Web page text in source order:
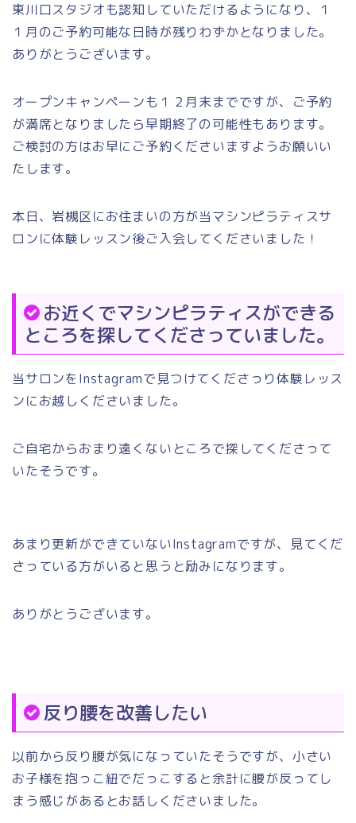
東川口スタジオも認知していただけるようになり、１
１月のご予約可能な日時が残りわずかとなりました。
ありがとうございます。
オープンキャンペーンも１２月末までですが、ご予約
が満席となりましたら早期終了の可能性もあります。
ご検討の方はお早にご予約くださいますようお願いい
たします。
本日、岩槻区にお住まいの方が当マシンピラティスサ
ロンに体験レッスン後ご入会してくださいました！
お近くでマシンピラティスができる
ところを探してくださっていました。
当サロンをInstagramで見つけてくださっり体験レッス
ンにお越しくださいました。
ご自宅からおまり遠くないところで探してくださって
いたそうです。
あまり更新ができていないInstagramですが、見てくだ
さっている方がいると思うと励みになります。
ありがとうございます。
反り腰を改善したい
以前から反り腰が気になっていたそうですが、小さい
お子様を抱っこ紐でだっこすると余計に腰が反ってし
まう感じがあるとお話しくださいました。